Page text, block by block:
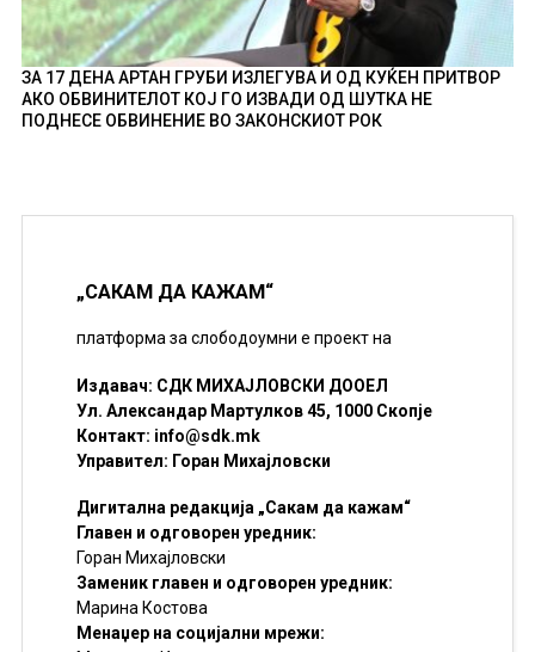
ЗА 17 ДЕНА АРТАН ГРУБИ ИЗЛЕГУВА И ОД КУЌЕН ПРИТВОР
АКО ОБВИНИТЕЛОТ КОЈ ГО ИЗВАДИ ОД ШУТКА НЕ
ПОДНЕСЕ ОБВИНЕНИЕ ВО ЗАКОНСКИОТ РОК
„САКАМ ДА КАЖАМ“
платформа за слободоумни е проект на
Издавач: СДК МИХАЈЛОВСКИ ДООЕЛ
Ул. Александар Мартулков 45, 1000 Скопје
Контакт: info@sdk.mk
Управител: Горан Михајловски
Дигитална редакција „Сакам да кажам“
Главен и одговорен уредник:
Горан Михајловски
Заменик главен и одговорен уредник:
Марина Костова
Менаџер на социјални мрежи: